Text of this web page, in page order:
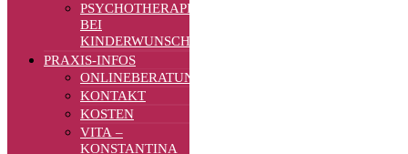
PSYCHOTHERAPIE
BEI
KINDERWUNSCH
PRAXIS-INFOS
ONLINEBERATUNG
KONTAKT
KOSTEN
VITA –
KONSTANTINA